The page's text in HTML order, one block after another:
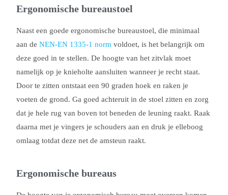
Ergonomische bureaustoel
Naast een goede ergonomische bureaustoel, die minimaal
aan deNEN-EN 1335-1 norm voldoet, is het belangrijk om
deze goed in te stellen. De hoogte van het zitvlak moet
namelijk op je knieholte aansluiten wanneer je recht staat.
Door te zitten ontstaat een 90 graden hoek en raken je
voeten de grond. Ga goed achteruit in de stoel zitten en zorg
dat je hele rug van boven tot beneden de leuning raakt. Raak
daarna met je vingers je schouders aan en druk je elleboog
omlaag totdat deze net de amsteun raakt.
Ergonomische bureaus